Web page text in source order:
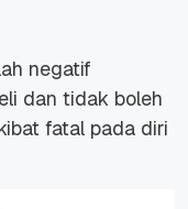
negatif
dan tidak boleh
fatal pada diri